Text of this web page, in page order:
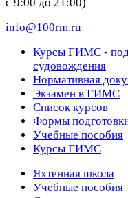
info@100rm.ru
Курсы ГИМС -
судовождения
Нормативная
Экзамен в ГИМС
Список курсов
Формы
Учебные пособия
Курсы ГИМС
Яхтенная школа
Учебные пособия